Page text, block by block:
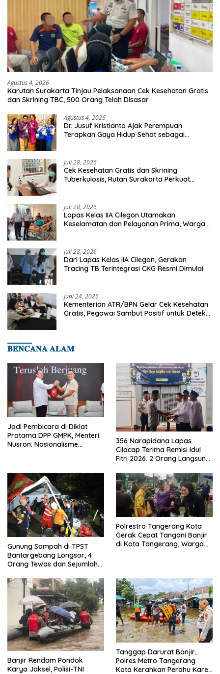
Agustus 4, 2026
Karutan Surakarta Tinjau Pelaksanaan Cek Kesehatan Gratis
dan Skrining TBC, 500 Orang Telah Disasar
Agustus 4, 2026
Dr. Jusuf Kristianto Ajak Perempuan
Terapkan Gaya Hidup Sehat sebagai
Juli 28, 2026
Cek Kesehatan Gratis dan Skrining
Tuberkulosis, Rutan Surakarta Perkuat
Juli 28, 2026
Lapas Kelas IIA Cilegon Utamakan
Keselamatan dan Pelayanan Prima, Warga
Juli 28, 2026
Dari Lapas Kelas IIA Cilegon, Gerakan
Tracing TB Terintegrasi CKG Resmi Dimulai
Juni 24, 2026
Kementerian ATR/BPN Gelar Cek Kesehatan
Gratis, Pegawai Sambut Positif untuk Deteksi
𝐁𝐄𝐍𝐂𝐀𝐍𝐀 𝐀𝐋𝐀𝐌
Jadi Pembicara di Diklat
Pratama DPP GMPK, Menteri
Nusron: Nasionalisme
356 Narapidana Lapas
Cilacap Terima Remisi Idul
Fitri 2026. 2 Orang Langsung
Gunung Sampah di TPST
Bantargebang Longsor, 4
Orang Tewas dan Sejumlah
Polrestro Tangerang Kota
Gerak Cepat Tangani Banjir
di Kota Tangerang, Warga
Banjir Rendam Pondok
Karya Jaksel, Polisi-TNI
Tanggap Darurat Banjir,
Polres Metro Tangerang
Kota Kerahkan Perahu Karet